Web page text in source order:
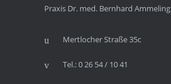
Praxis Dr. med. Bernhard Ammeling
Mertlocher Straße 35c
Tel.: 0 26 54 / 10 41